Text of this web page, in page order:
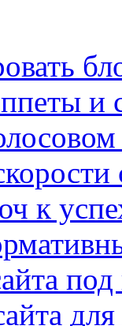
и
к